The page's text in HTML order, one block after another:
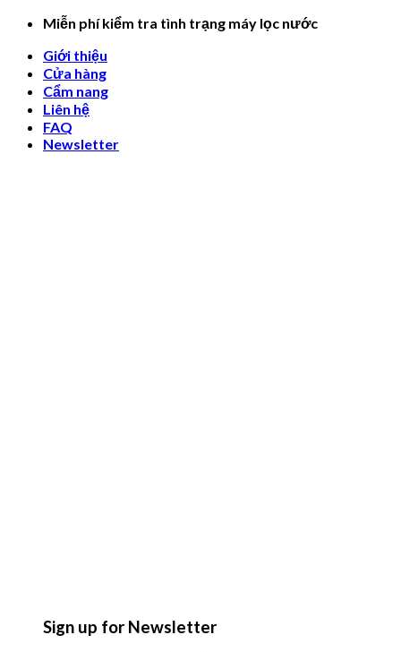
Skip
content
Miễn phí kiểm tra tình trạng máy lọc nước
Giới thiệu
Cửa hàng
Cẩm nang
Liên hệ
FAQ
Newsletter
Sign up for Newsletter